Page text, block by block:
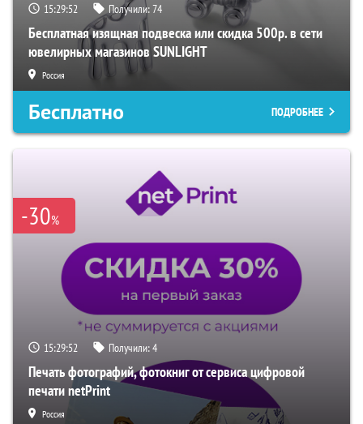
15:29:51 Получили:74
Бесплатная изящная подвеска или скидка 500р. в сети
ювелирных магазинов SUNLIGHT
Россия
Бесплатно ПОДРОБНЕЕ
-30%
15:29:51 Получили:4
Печать фотографий, фотокниг от сервиса цифровой
печати netPrint
Россия